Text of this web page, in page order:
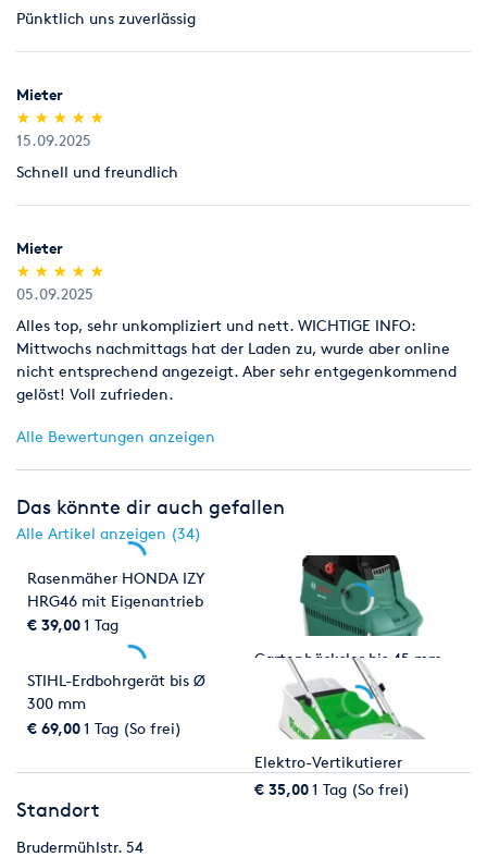
Legitimation
Als Neukunde bitten wir Sie einen gültigen amtlichen
(Personalausweis).
Pünktlich uns zuverlässig
Mieter
(*)
★
★
(*) ★
★
(*) ★
★
(*) ★
★
(*) ★
★
15.09.2025
Schnell und freundlich
Mieter
(*)
★
★
(*) ★
★
(*) ★
★
(*) ★
★
(*) ★
★
05.09.2025
Alles top, sehr unkompliziert und nett. WICHTIGE INFO:
Mittwochs nachmittags hat der Laden zu, wurde aber online
nicht entsprechend angezeigt. Aber sehr entgegenkommend
gelöst! Voll zufrieden.
Alle Bewertungen anzeigen
Das könnte dir auch gefallen
Alle Artikel anzeigen (34)
Rasenmäher HONDA IZY
HRG46 mit Eigenantrieb
€ 39,001 Tag
Gartenhäcksler bis 45 mm
€ 39,001 Tag (So frei)
STIHL-Erdbohrgerät bis Ø
300 mm
€ 69,001 Tag (So frei)
Elektro-Vertikutierer
€ 35,001 Tag (So frei)
Standort
Brudermühlstr. 54